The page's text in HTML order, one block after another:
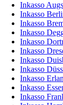
Inkasso
Inkasso
Inkasso
Inkasso
Inkasso
Inkasso
Inkasso
Inkasso
Inkasso
Inkasso
Inkasso